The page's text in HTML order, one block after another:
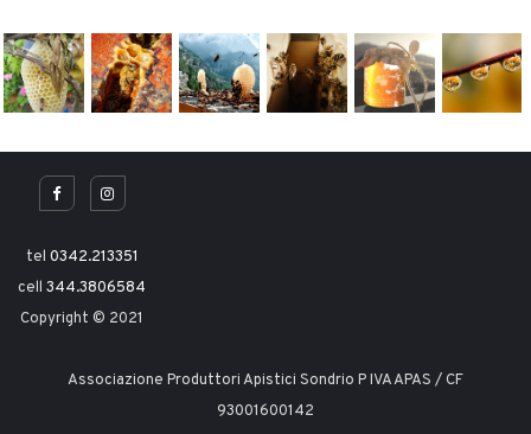
tel 0342.213351
cell 344.3806584
Copyright © 2021
Associazione Produttori Apistici Sondrio P IVA APAS / CF
93001600142